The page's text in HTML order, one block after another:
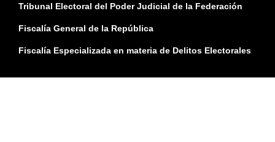
Tribunal Electoral del Poder Judicial de la Federación
Fiscalía General de la República
Fiscalía Especializada en materia de Delitos Electorales